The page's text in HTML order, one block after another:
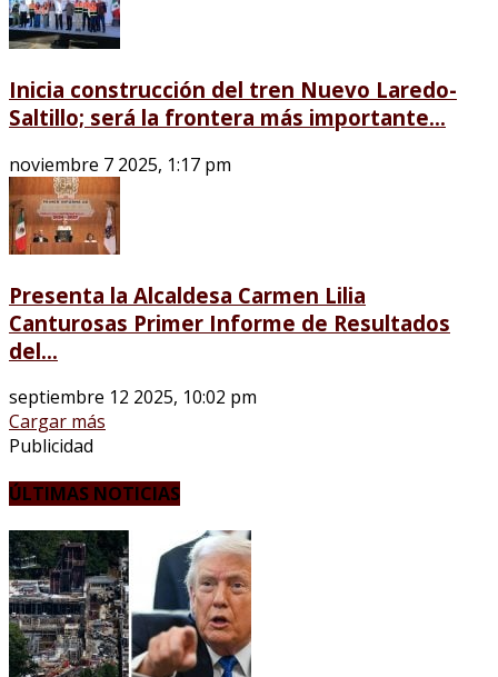
Inicia construcción del tren Nuevo Laredo-
Saltillo; será la frontera más importante...
noviembre 7 2025, 1:17 pm
Presenta la Alcaldesa Carmen Lilia
Canturosas Primer Informe de Resultados
del...
septiembre 12 2025, 10:02 pm
Cargar más
Publicidad
ÚLTIMAS NOTICIAS